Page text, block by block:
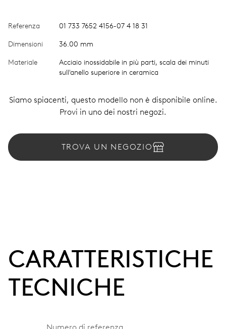
Referenza 01 733 7652 4156-07 4 18 31
Dimensioni 36.00 mm
Materiale
Acciaio inossidabile in più parti, scala dei minuti
sull'anello superiore in ceramica
Siamo spiacenti, questo modello non è disponibile online.
Provi in uno dei nostri negozi.
TROVA UN NEGOZIO
CARATTERISTICHE
TECNICHE
Numero di referenza